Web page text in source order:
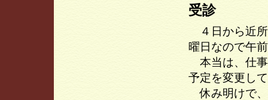
受診
４日から近所
曜日なので午
本当は、仕事
予定を変更し
休み明けで、